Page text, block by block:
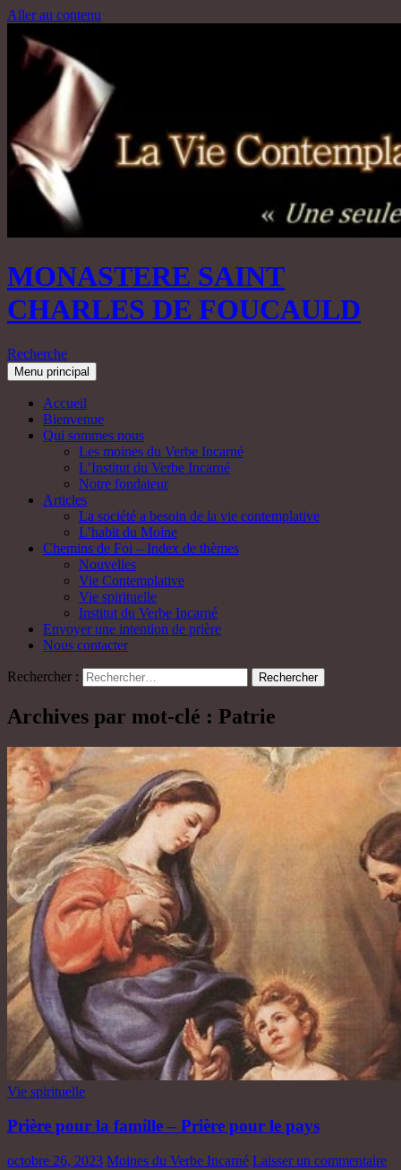
Aller au contenu
MONASTERE SAINT
CHARLES DE FOUCAULD
Recherche
Menu principal
Accueil
Bienvenue
Qui sommes nous
Les moines du Verbe Incarné
L’Institut du Verbe Incarné
Notre fondateur
Articles
La société a besoin de la vie contemplative
L’habit du Moine
Chemins de Foi – Index de thèmes
Nouvelles
Vie Contemplative
Vie spirituelle
Institut du Verbe Incarné
Envoyer une intention de prière
Nous contacter
Rechercher :
Archives par mot-clé : Patrie
Vie spirituelle
Prière pour la famille – Prière pour le pays
octobre 26, 2023 Moines du Verbe Incarné Laisser un commentaire